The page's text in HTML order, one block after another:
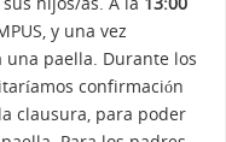
y una vez
una paella. Durante los
confirmación
clausura, para poder